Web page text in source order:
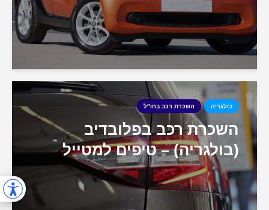
בולגריה השכרת רכב בחו"ל
השכרת רכב בפלובדיב
(בולגריה) – טיפים למטייל